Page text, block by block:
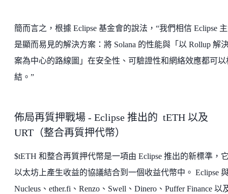
簡而言之，根據 Eclipse 基金會的說法，“我們相信 Eclipse
是顯而易見的解決方案：將 Solana 的性能與「以 Rollup 解
案為中心的路線圖」在安全性、可驗證性和網絡效應都可以
結。”
佈局再質押戰場 - Eclipse 推出的 tETH 以及
URT（整合再質押代幣）
$tETH 和整合再質押代幣是一項由 Eclipse 推出的新標準，
以太坊上產生收益的協議結合到一個收益代幣中。 Eclipse
Nucleus、ether.fi、Renzo、Swell、Dinero、Puffer Finance 以